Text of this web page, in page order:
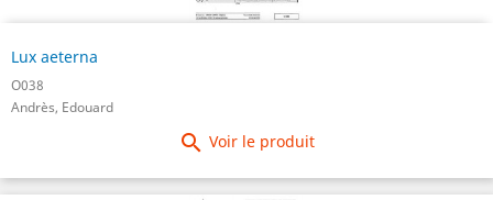
Lux aeterna
O038
Andrès, Edouard
 Voir le produit